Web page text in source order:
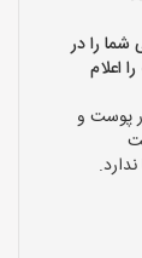
را در
پوست» دیده ام و کد «آگهی-10034» را اعلام
پوست و